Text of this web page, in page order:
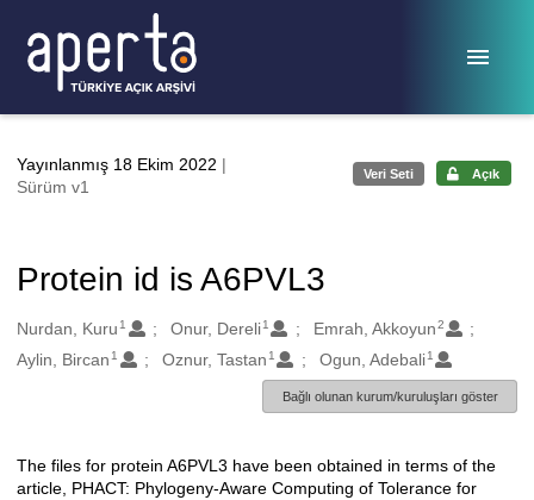
Yayınlanmış 18 Ekim 2022 |
Sürüm v1
Veri Seti Açık
Protein id is A6PVL3
Oluşturanlar
Nurdan, Kuru 1 Onur, Dereli 1 Emrah, Akkoyun2
Aylin, Bircan 1 Oznur, Tastan 1 Ogun, Adebali 1
Bağlı olunan kurum/kuruluşları göster
Açıklama
The files for protein A6PVL3 have been obtained in terms of the
article, PHACT: Phylogeny-Aware Computing of Tolerance for